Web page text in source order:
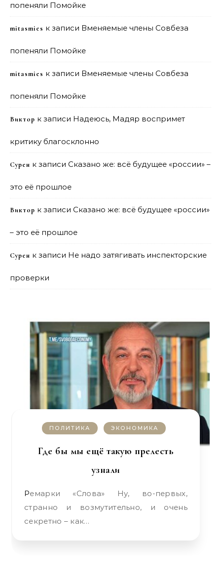
попеняли Помойке
mitasmies к записи Вменяемые члены Совбеза
попеняли Помойке
mitasmies к записи Вменяемые члены Совбеза
попеняли Помойке
Виктор к записи Надеюсь, Мадяр воспримет
критику благосклонно
Сурен к записи Сказано же: всё будущее «россии» –
это её прошлое
Виктор к записи Сказано же: всё будущее «россии»
– это её прошлое
Сурен к записи Не надо затягивать инспекторские
проверки
ПОЛИТИКА ЭКОНОМИКА
Где бы мы ещё такую прелесть
узнали
Ремарки «Слова» Ну, во-первых,
странно и возмутительно, и очень
секретно – как…